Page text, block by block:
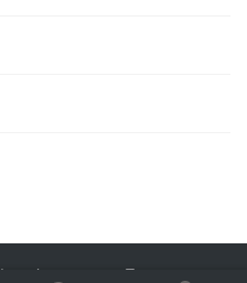
鲁ICP备2022012774号-3